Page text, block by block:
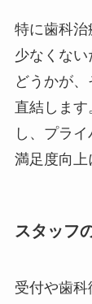
特に歯科治
少なくな
どうかが
直結しま
し、プラ
満足度向上
スタッフ
受付や歯